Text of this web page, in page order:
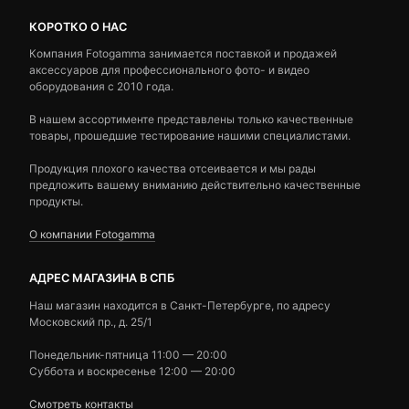
КОРОТКО О НАС
Компания Fotogamma занимается поставкой и продажей
аксессуаров для профессионального фото- и видео
оборудования с 2010 года.
В нашем ассортименте представлены только качественные
товары, прошедшие тестирование нашими специалистами.
Продукция плохого качества отсеивается и мы рады
предложить вашему вниманию действительно качественные
продукты.
О компании Fotogamma
АДРЕС МАГАЗИНА В СПБ
Наш магазин находится в Санкт-Петербурге, по адресу
Московский пр., д. 25/1
Понедельник-пятница 11:00 — 20:00
Суббота и воскресенье 12:00 — 20:00
Смотреть контакты